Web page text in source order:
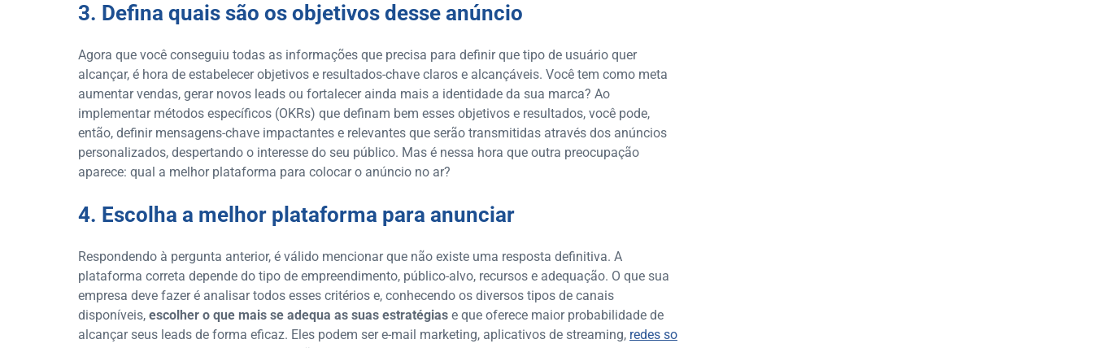
3. Defina quais são os objetivos desse anúncio
Agora que você conseguiu todas as informações que precisa para definir que tipo de usuário quer
alcançar, é hora de estabelecer objetivos e resultados-chave claros e alcançáveis. Você tem como meta
aumentar vendas, gerar novos leads ou fortalecer ainda mais a identidade da sua marca? Ao
implementar métodos específicos (OKRs) que definam bem esses objetivos e resultados, você pode,
então, definir mensagens-chave impactantes e relevantes que serão transmitidas através dos anúncios
personalizados, despertando o interesse do seu público. Mas é nessa hora que outra preocupação
aparece: qual a melhor plataforma para colocar o anúncio no ar?
4. Escolha a melhor plataforma para anunciar
Respondendo à pergunta anterior, é válido mencionar que não existe uma resposta definitiva. A
plataforma correta depende do tipo de empreendimento, público-alvo, recursos e adequação. O que sua
empresa deve fazer é analisar todos esses critérios e, conhecendo os diversos tipos de canais
disponíveis, escolher o que mais se adequa as suas estratégias e que oferece maior probabilidade de
alcançar seus leads de forma eficaz. Eles podem ser e-mail marketing, aplicativos de streaming, redes so